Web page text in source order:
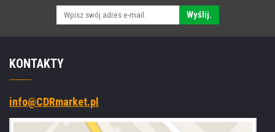
Wyślij.
KONTAKTY
info@CDRmarket.pl